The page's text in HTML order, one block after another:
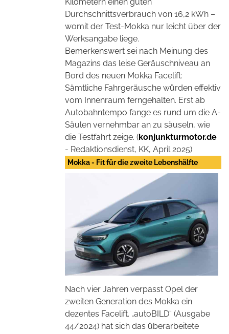
Durchschnittsverbrauch von 16,2 kWh –
womit der Test-Mokka nur leicht über der
Werksangabe liege.
Bemerkenswert sei nach Meinung des
Magazins das leise Geräuschniveau an
Bord des neuen Mokka Facelift:
Sämtliche Fahrgeräusche würden effektiv
vom Innenraum ferngehalten. Erst ab
Autobahntempo fange es rund um die A-
Säulen vernehmbar an zu säuseln, wie
die Testfahrt zeige. (konjunkturmotor.de
- Redaktionsdienst, KK, April 2025)
Mokka - Fit für die zweite Lebenshälfte
Nach vier Jahren verpasst Opel der
zweiten Generation des Mokka ein
dezentes Facelift. „autoBILD“ (Ausgabe
44/2024) hat sich das überarbeitete